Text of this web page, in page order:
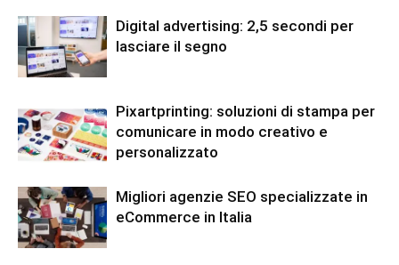
Digital advertising: 2,5 secondi per
lasciare il segno
Pixartprinting: soluzioni di stampa per
comunicare in modo creativo e
personalizzato
Migliori agenzie SEO specializzate in
eCommerce in Italia